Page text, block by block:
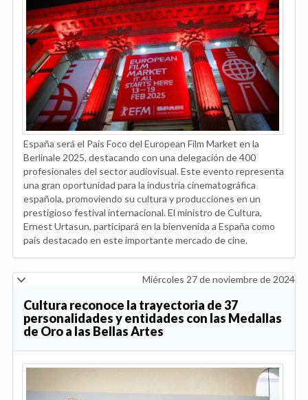
España será el País Foco del European Film Market en la
Berlinale 2025, destacando con una delegación de 400
profesionales del sector audiovisual. Este evento representa
una gran oportunidad para la industria cinematográfica
española, promoviendo su cultura y producciones en un
prestigioso festival internacional. El ministro de Cultura,
Ernest Urtasun, participará en la bienvenida a España como
país destacado en este importante mercado de cine.
Miércoles 27 de noviembre de 2024
Cultura reconoce la trayectoria de 37
personalidades y entidades con las Medallas
de Oro a las Bellas Artes